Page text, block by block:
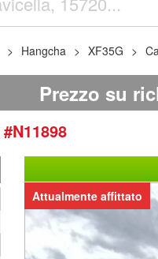
Hangcha XF35G
Prezzo su
#N11898
Attualmente affittato